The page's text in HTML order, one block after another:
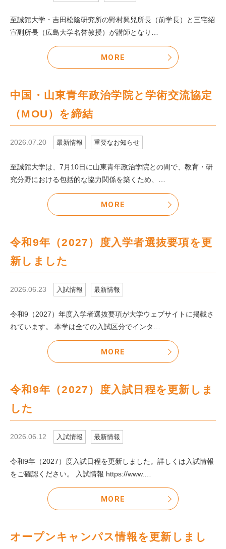
至誠館大学・吉田松陰研究所の野村興兒所長（前学長）と三宅紹
宣副所長（広島大学名誉教授）が講師となり…
MORE
中国・山東青年政治学院と学術交流協定
（MOU）を締結
2026.07.20 最新情報 重要なお知らせ
至誠館大学は、7月10日に山東青年政治学院との間で、教育・研
究分野における包括的な協力関係を築くため、…
MORE
令和9年（2027）度入学者選抜要項を更
新しました
2026.06.23 入試情報 最新情報
令和9（2027）年度入学者選抜要項が大学ウェブサイトに掲載さ
れています。 本学は全ての入試区分でインタ…
MORE
令和9年（2027）度入試日程を更新しま
した
2026.06.12 入試情報 最新情報
令和9年（2027）度入試日程を更新しました。詳しくは入試情報
をご確認ください。 入試情報 https://www.…
MORE
オープンキャンパス情報を更新しまし